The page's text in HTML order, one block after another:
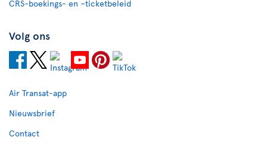
CRS-boekings- en –ticketbeleid
Volg ons
Air Transat-app
Nieuwsbrief
Contact